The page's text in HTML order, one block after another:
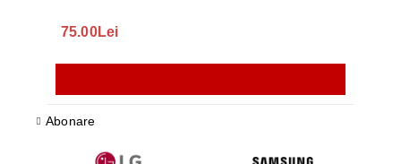
75.00Lei
Abonare